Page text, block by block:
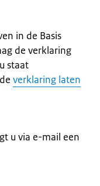
in de Basis
de verklaring
staat
verklaring laten
u via e-mail een